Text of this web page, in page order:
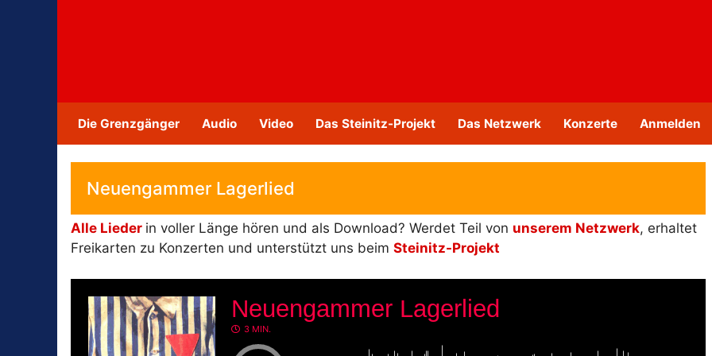
Die Grenzgänger Audio Video Das Steinitz-Projekt Das Netzwerk Konzerte Anmelden
Neuengammer Lagerlied
Alle Lieder in voller Länge hören und als Download? Werdet Teil von unserem Netzwerk, erhaltet
Freikarten zu Konzerten und unterstützt uns beim Steinitz-Projekt
Neuengammer Lagerlied
3 MIN.